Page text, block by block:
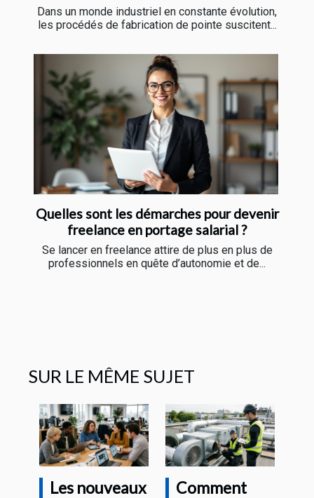
Dans un monde industriel en constante évolution,
les procédés de fabrication de pointe suscitent...
Quelles sont les démarches pour devenir
freelance en portage salarial ?
Se lancer en freelance attire de plus en plus de
professionnels en quête d’autonomie et de...
SUR LE MÊME SUJET
Les nouveaux
Comment